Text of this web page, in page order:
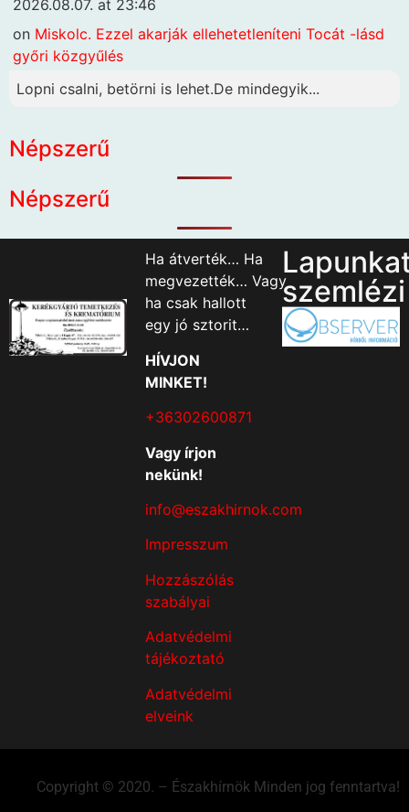
2026.08.07. at 23:46
on Miskolc. Ezzel akarják ellehetetleníteni Tocát -lásd
győri közgyűlés
Lopni csalni, betörni is lehet.De mindegyik...
Népszerű
Népszerű
Ha átverték… Ha
megvezették… Vagy
ha csak hallott
egy jó sztorit…
HÍVJON
MINKET!
+36302600871
Vagy írjon
nekünk!
info@eszakhirnok.com
Impresszum
Hozzászólás
szabályai
Adatvédelmi
tájékoztató
Adatvédelmi
elveink
szemlézi
Copyright © 2020. – Északhírnök Minden jog fenntartva!